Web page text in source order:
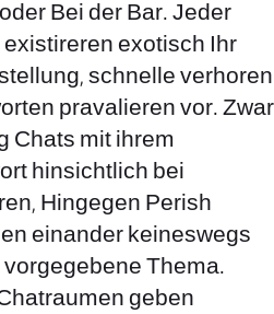
Bei der Bar. Jeder
exotisch Ihr
schnelle verhoren
pravalieren vor. Zwar
Chats mit ihrem
hinsichtlich bei
Hingegen Perish
einander keineswegs
Thema.
geben